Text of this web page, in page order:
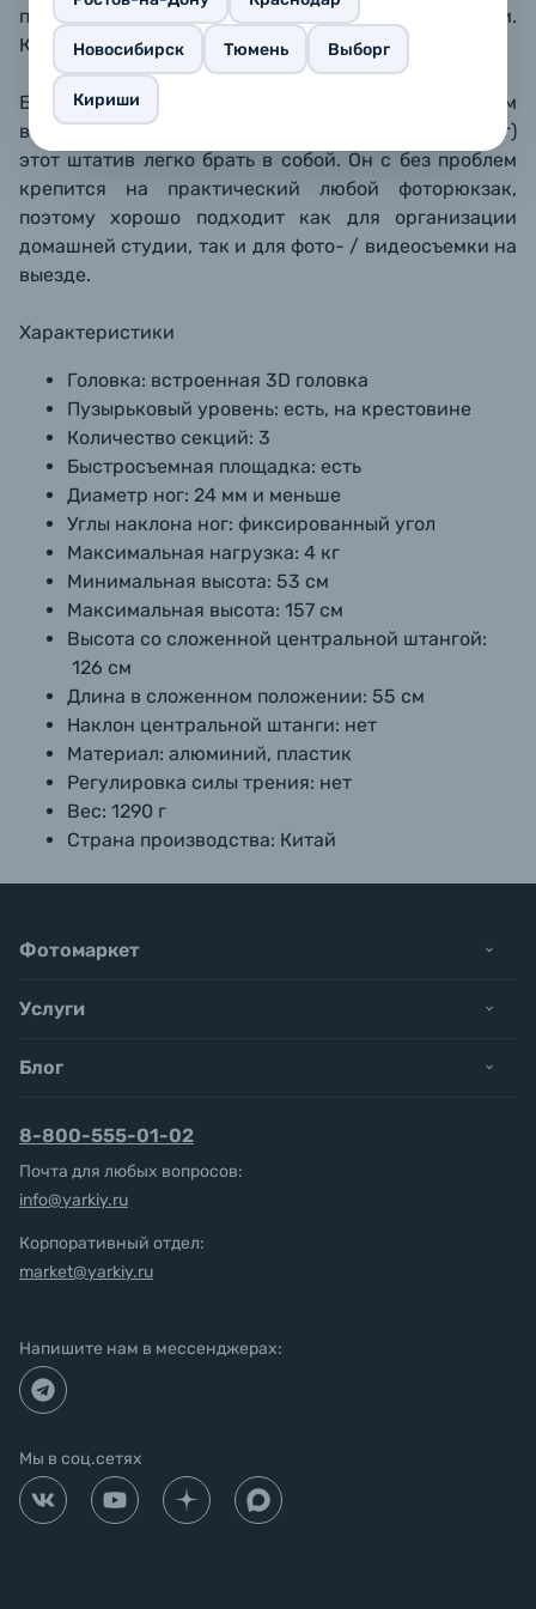
Новосибирск Тюмень Выборг
Кириши
помощью реечной передачи, вращением рукоятки.
Крючка для балласта у этой модели нет.
Благодаря достаточно компактным размерам (55 см
в сложенном виде) и небольшому весу (менее 1.3 кг)
этот штатив легко брать в собой. Он с без проблем
крепится на практический любой фоторюкзак,
поэтому хорошо подходит как для организации
домашней студии, так и для фото- / видеосъемки на
выезде.
Характеристики
Головка: встроенная 3D головка
Пузырьковый уровень: есть, на крестовине
Количество секций: 3
Быстросъемная площадка: есть
Диаметр ног: 24 мм и меньше
Углы наклона ног: фиксированный угол
Максимальная нагрузка: 4 кг
Минимальная высота: 53 см
Максимальная высота: 157 см
Высота со сложенной центральной штангой:
126 см
Длина в сложенном положении: 55 см
Наклон центральной штанги: нет
Материал: алюминий, пластик
Регулировка силы трения: нет
Вес: 1290 г
Страна производства: Китай
Фотомаркет
Услуги
Блог
8-800-555-01-02
Почта для любых вопросов:
info@yarkiy.ru
Корпоративный отдел:
market@yarkiy.ru
Напишите нам в мессенджерах:
Мы в соц.сетях